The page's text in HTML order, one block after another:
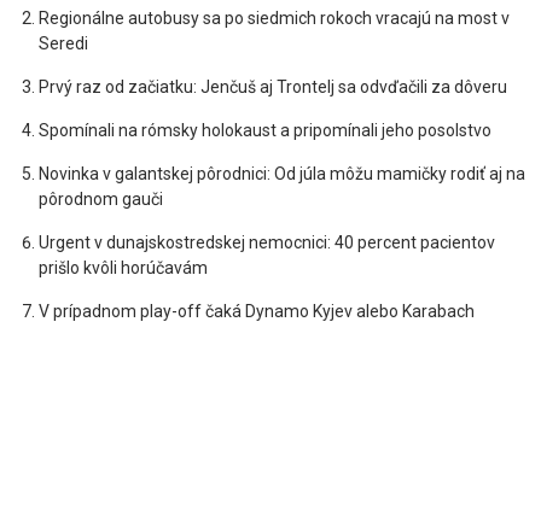
Regionálne autobusy sa po siedmich rokoch vracajú na most v
Seredi
Prvý raz od začiatku: Jenčuš aj Trontelj sa odvďačili za dôveru
Spomínali na rómsky holokaust a pripomínali jeho posolstvo
Novinka v galantskej pôrodnici: Od júla môžu mamičky rodiť aj na
pôrodnom gauči
Urgent v dunajskostredskej nemocnici: 40 percent pacientov
prišlo kvôli horúčavám
V prípadnom play-off čaká Dynamo Kyjev alebo Karabach